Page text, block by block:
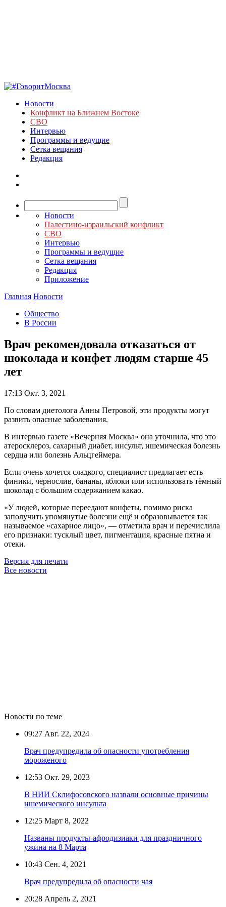
Новости
Конфликт на Ближнем Востоке
СВО
Интервью
Программы и ведущие
Сетка вещания
Редакция
Новости
Палестино-израильский конфликт
СВО
Интервью
Программы и ведущие
Сетка вещания
Редакция
Приложение
Главная Новости
Общество
В России
Врач рекомендовала отказаться от
шоколада и конфет людям старше 45
лет
17:13 Окт. 3, 2021
По словам диетолога Анны Петровой, эти продукты могут
развить опасные заболевания.
В интервью газете «Вечерняя Москва» она уточнила, что это
атеросклероз, сахарный диабет, инсульт, ишемическая болезнь
сердца или болезнь Альцгеймера.
Если очень хочется сладкого, специалист предлагает есть
финики, чернослив, бананы, яблоки или использовать тёмный
шоколад с большим содержанием какао.
«У людей, которые переедают конфеты, помимо риска
заполучить упомянутые болезни ещё и образовывается так
называемое «сахарное лицо», — отметила врач и перечислила
его признаки: тусклый цвет, пигментация, красные пятна и
отеки.
Версия для печати
Все новости
Новости по теме
09:27 Авг. 22, 2024
Врач предупредила об опасности употребления
мороженого
12:53 Окт. 29, 2023
В НИИ Склифосовского назвали основные причины
ишемического инсульта
12:25 Март 8, 2022
Названы продукты-афродизиаки для праздничного
ужина на 8 Марта
10:43 Сен. 4, 2021
Врач предупредила об опасности чая
20:28 Апрель 2, 2021